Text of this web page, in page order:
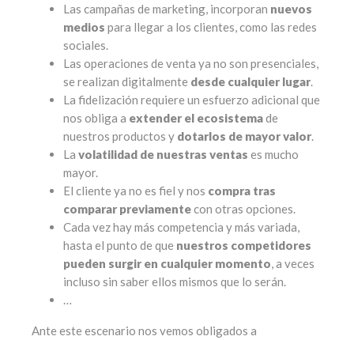
Las campañas de marketing, incorporan nuevos
medios para llegar a los clientes, como las redes
sociales.
Las operaciones de venta ya no son presenciales,
se realizan digitalmente desde cualquier lugar.
La fidelización requiere un esfuerzo adicional que
nos obliga a extender el ecosistemade
nuestros productos y dotarlos de mayor valor.
La volatilidad de nuestras ventas es mucho
mayor.
El cliente ya no es fiel y nos compra tras
comparar previamentecon otras opciones.
Cada vez hay más competencia y más variada,
hasta el punto de que nuestros competidores
pueden surgir en cualquier momento, a veces
incluso sin saber ellos mismos que lo serán.
…
Ante este escenario nos vemos obligados a